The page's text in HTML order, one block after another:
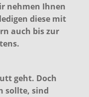
nehmen Ihnen
diese mit
auch bis zur
geht. Doch
sollte, sind